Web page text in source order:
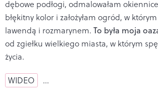
dębowe podłogi, odmalowałam
błękitny kolor i założyłam ogród, w
lawendą i rozmarynem. To była moja
od zgiełku wielkiego miasta, w którym
życia.
WIDEO …